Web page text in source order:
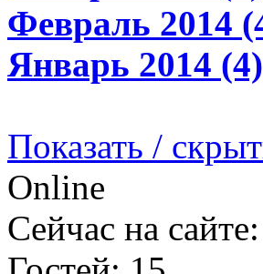
Февраль 2014
Январь 2014 (4)
Показать /
Online
Сейчас на